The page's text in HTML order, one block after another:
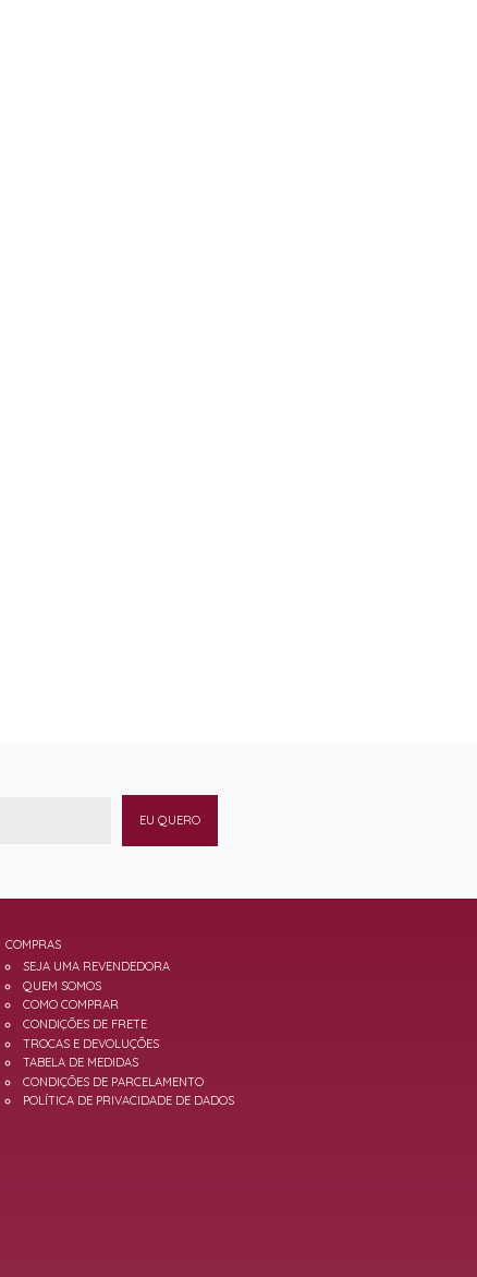
EU QUERO
COMPRAS
SEJA UMA REVENDEDORA
QUEM SOMOS
COMO COMPRAR
CONDIÇÕES DE FRETE
TROCAS E DEVOLUÇÕES
TABELA DE MEDIDAS
CONDIÇÕES DE PARCELAMENTO
POLÍTICA DE PRIVACIDADE DE DADOS